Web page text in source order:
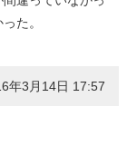
た。
年3月14日 17:57